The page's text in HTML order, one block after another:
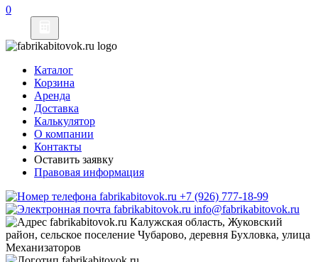
0
Каталог
Корзина
Аренда
Доставка
Калькулятор
О компании
Контакты
Оставить заявку
Правовая информация
+7 (926) 777-18-99
info@fabrikabitovok.ru
Калужская область, Жуковский
район, сельское поселение Чубарово, деревня Бухловка, улица
Механизаторов